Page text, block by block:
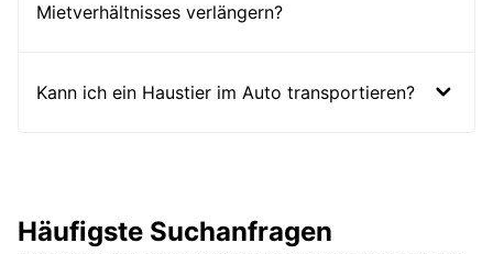
Mietverhältnisses verlängern?
Kann ich ein Haustier im Auto transportieren?
Häufigste Suchanfragen